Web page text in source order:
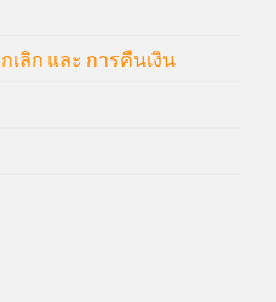
ลิก และ การคืนเงิน